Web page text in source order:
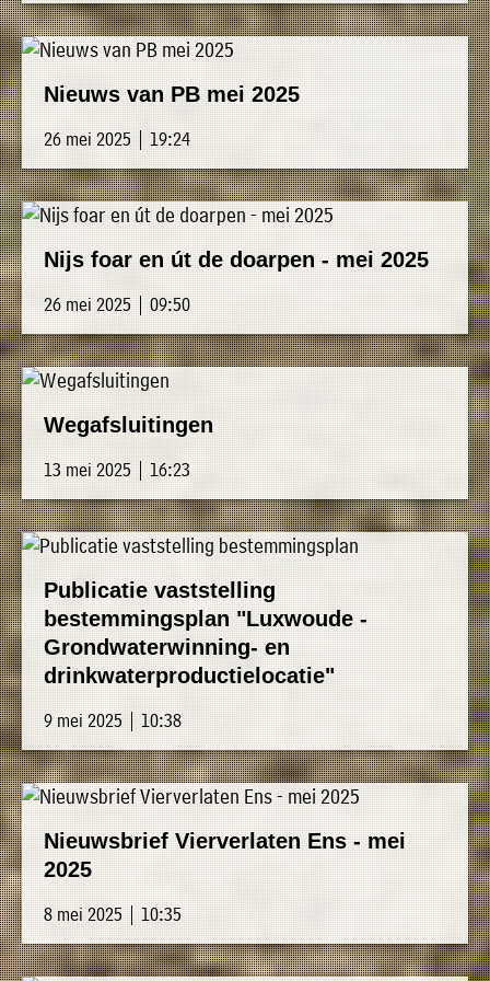
Nieuws van PB mei 2025
26 mei 2025 | 19:24
Nijs foar en út de doarpen - mei 2025
26 mei 2025 | 09:50
Wegafsluitingen
13 mei 2025 | 16:23
Publicatie vaststelling
bestemmingsplan "Luxwoude -
Grondwaterwinning- en
drinkwaterproductielocatie"
9 mei 2025 | 10:38
Nieuwsbrief Vierverlaten Ens - mei
2025
8 mei 2025 | 10:35